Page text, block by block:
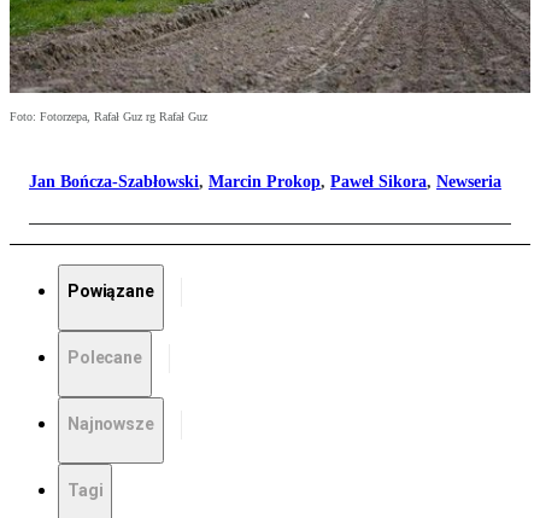
Foto: Fotorzepa, Rafał Guz rg Rafał Guz
Jan Bończa-Szabłowski, Marcin Prokop, Paweł Sikora, Newseria
Powiązane
Polecane
Najnowsze
Tagi